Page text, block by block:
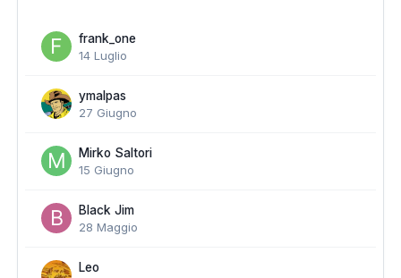
frank_one
14 Luglio
ymalpas
27 Giugno
Mirko Saltori
15 Giugno
Black Jim
28 Maggio
Leo